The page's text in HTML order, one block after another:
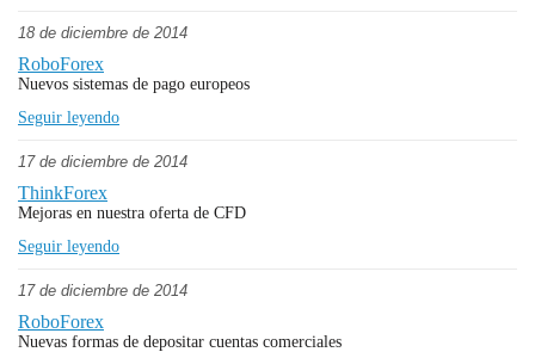
18 de diciembre de 2014
RoboForex
Nuevos sistemas de pago europeos
Seguir leyendo
17 de diciembre de 2014
ThinkForex
Mejoras en nuestra oferta de CFD
Seguir leyendo
17 de diciembre de 2014
RoboForex
Nuevas formas de depositar cuentas comerciales